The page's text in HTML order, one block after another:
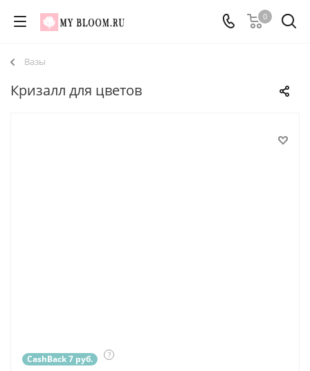
0
Вазы
Кризалл для цветов
CashBack 7 руб. ?